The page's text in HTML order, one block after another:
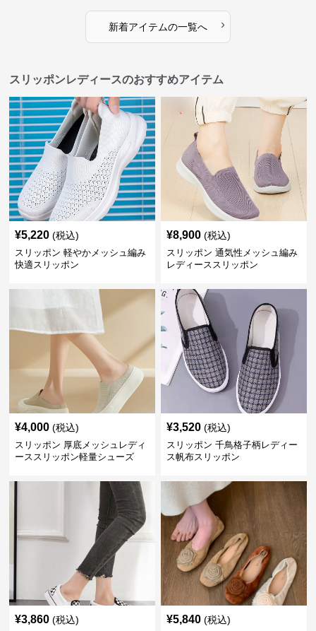
新着アイテムの一覧へ ›
スリッポンレディースのおすすめアイテム
¥5,220 (税込)
スリッポン 軽やかメッシュ編み
快適スリッポン
¥8,900 (税込)
スリッポン 通気性メッシュ編み
レディーススリッポン
¥4,000 (税込)
スリッポン 厚底メッシュレディ
ーススリッポン軽量シューズ
¥3,520 (税込)
スリッポン 千鳥格子柄レディー
ス帆布スリッポン
¥3,860 (税込) ¥5,840 (税込)